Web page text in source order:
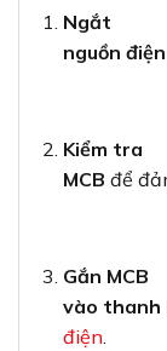
Ngắt
nguồn
Kiểm tra
MCB để
Gắn MCB
vào thanh
điện.